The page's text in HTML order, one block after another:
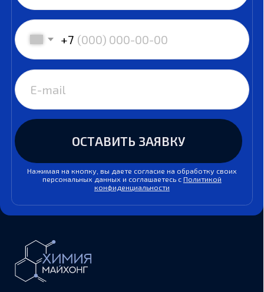
География нашей работы
Преимущества работы с нами
Виды промышленности
Главная
Производство и переработка полимеров
Агрохимия
Пищевые ингредиенты
Лакокрасочная промышленность
РТИ и Шинная промышленность
Нефтехимия и нефтепереработка
Добыча и транспортировка полезных
ископаемых